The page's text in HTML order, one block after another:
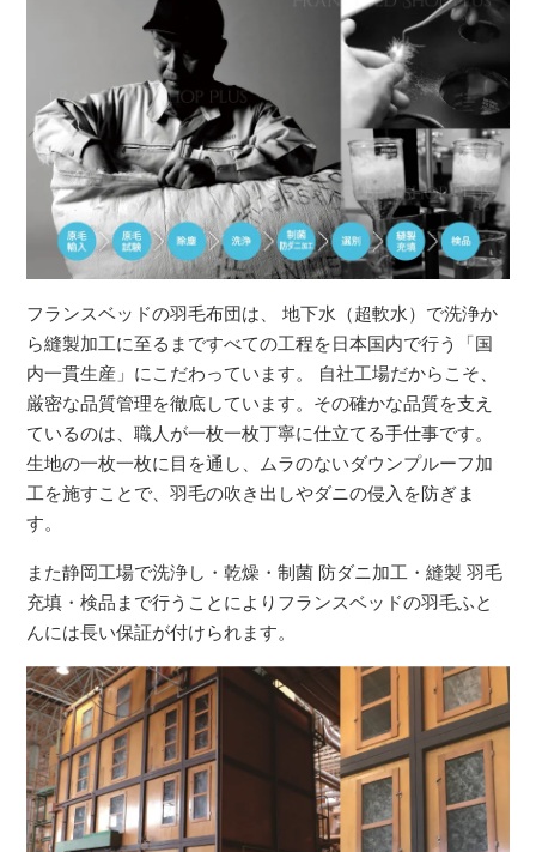
フランスベッドの羽毛布団は、 地下水（超軟水）で洗浄か
ら縫製加工に至るまですべての工程を日本国内で行う「国
内一貫生産」にこだわっています。 自社工場だからこそ、
厳密な品質管理を徹底しています。その確かな品質を支え
ているのは、職人が一枚一枚丁寧に仕立てる手仕事です。
生地の一枚一枚に目を通し、ムラのないダウンプルーフ加
工を施すことで、羽毛の吹き出しやダニの侵入を防ぎま
す。
また静岡工場で洗浄し・乾燥・制菌 防ダニ加工・縫製 羽毛
充填・検品まで行うことによりフランスベッドの羽毛ふと
んには長い保証が付けられます。